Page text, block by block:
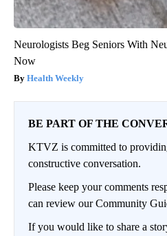
Neurologists Beg Seniors With
Now
Health Weekly
BE PART OF THE
KTVZ is committed to
constructive conversation.
Please keep your comments
can review our Community
If you would like to share a